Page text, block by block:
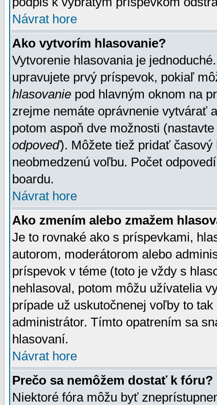
Návrat hore
Ako vytvorím hlasovanie?
Vytvorenie hlasovania je
upravujete prvý príspevok, pokiaľ
hlasovanie pod hlavným oknom na
zrejme nemáte oprávnenie vytvárať
potom aspoň dve možnosti
odpoveď). Môžete tiež pridať
neobmedzenú voľbu. Počet
boardu.
Návrat hore
Ako zmením alebo zmažem
Je to rovnaké ako s príspevkami,
autorom, moderátorom alebo
príspevok v téme (toto je vždy s
nehlasoval, potom môžu užívatelia
prípade už uskutočnenej voľby to
administrátor. Tímto opatrením sa
hlasovaní.
Návrat hore
Prečo sa nemôžem dostať k fóru?
Niektoré fóra môžu byť